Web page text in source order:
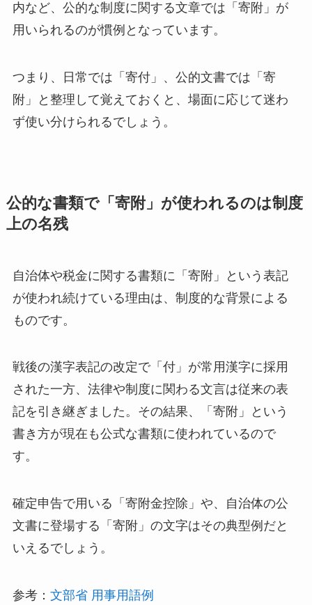
内など、公的な制度に関する文章では「寄附」が
用いられるのが慣例となっています。
つまり、日常では「寄付」、公的文書では「寄
附」と整理して覚えておくと、場面に応じて迷わ
ず使い分けられるでしょう。
公的な書類で「寄附」が使われるのは制度
上の名残
自治体や税金に関する書類に「寄附」という表記
が使われ続けている理由は、制度的な背景による
ものです。
戦後の漢字表記の改定で「付」が常用漢字に採用
された一方、法律や制度に関わる文言は従来の表
記を引き継ぎました。その結果、「寄附」という
書き方が現在も公式な書類に使われているので
す。
確定申告で用いる「寄附金控除」や、自治体の公
文書に登場する「寄附」の文字はその典型例だと
いえるでしょう。
参考： 文部省 用事用語例